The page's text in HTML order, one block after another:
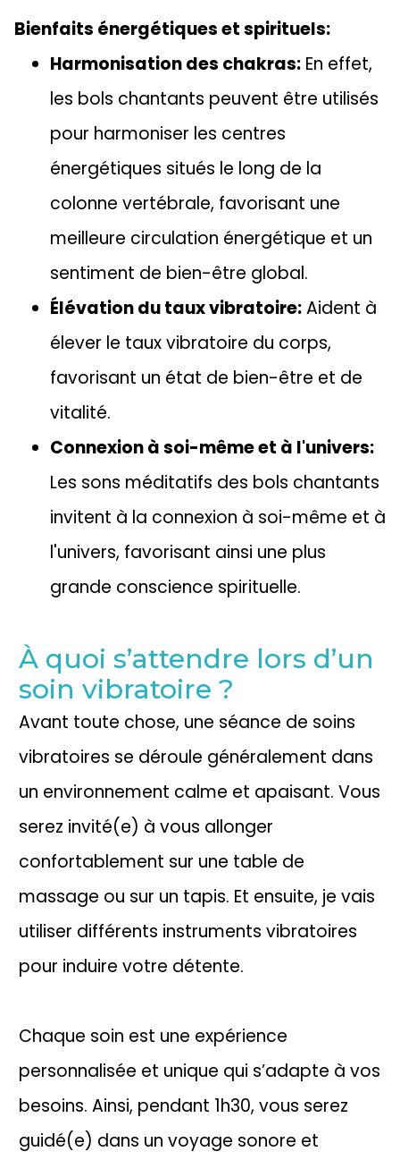
Bienfaits énergétiques et spirituels:
Harmonisation des chakras: En effet,
les bols chantants peuvent être utilisés
pour harmoniser les centres
énergétiques situés le long de la
colonne vertébrale, favorisant une
meilleure circulation énergétique et un
sentiment de bien-être global.
Élévation du taux vibratoire:Aident à
élever le taux vibratoire du corps,
favorisant un état de bien-être et de
vitalité.
Connexion à soi-même et à l'univers:
Les sons méditatifs des bols chantants
invitent à la connexion à soi-même et à
l'univers, favorisant ainsi une plus
grande conscience spirituelle.
À quoi s’attendre lors d’un
soin vibratoire ?
Avant toute chose, une séance de soins
vibratoires se déroule généralement dans
un environnement calme et apaisant. Vous
serez invité(e) à vous allonger
confortablement sur une table de
massage ou sur un tapis. Et ensuite, je vais
utiliser différents instruments vibratoires
pour induire votre détente.
Chaque soin est une expérience
personnalisée et unique qui s’adapte à vos
besoins. Ainsi, pendant 1h30, vous serez
guidé(e) dans un voyage sonore et